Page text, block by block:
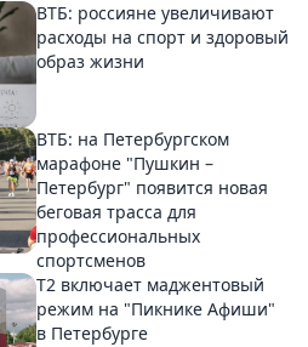
ВТБ: россияне увеличивают
расходы на спорт и здоровый
образ жизни
ВТБ: на Петербургском
марафоне "Пушкин –
Петербург" появится новая
беговая трасса для
профессиональных
спортсменов
Т2 включает маджентовый
режим на "Пикнике Афиши"
в Петербурге